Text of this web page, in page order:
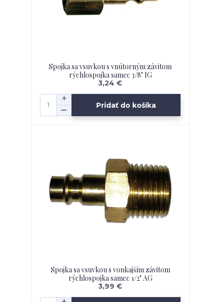
Spojka sa vsuvkou s vnútorným závitom
rýchlospojka samec 3/8" IG
3,24 €
Pridať do košíka
Spojka sa vsuvkou s vonkajším závitom
rýchlospojka samec 1/2" AG
3,99 €